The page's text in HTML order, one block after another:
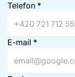
Telefon *
E-mail *